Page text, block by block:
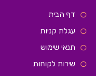
דף הבית
עגלת קניות
תנאי שימוש
שירות לקוחות